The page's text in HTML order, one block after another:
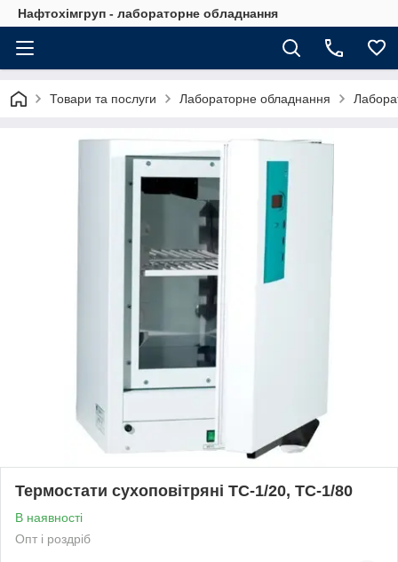
Нафтохімгруп - лабораторне обладнання
Товари та послуги Лабораторне обладнання
Термостати сухоповітряні ТС-1/20, ТС-1/80
В наявності
Опт і роздріб